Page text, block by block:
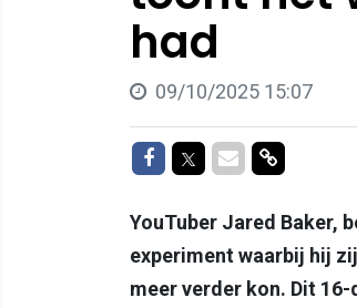
had
09/10/2025 15:07
Delen op Facebook
Delen op Twitter
Delen via Mail
Delen via
YouTuber Jared Baker,
experiment waarbij hij
meer verder kon. Dit